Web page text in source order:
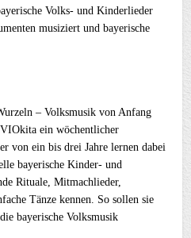
Volks- und Kinderlieder
musiziert und bayerische
– Volksmusik von Anfang
ein wöchentlicher
von ein bis drei Jahre lernen dabei
bayerische Kinder- und
Rituale, Mitmachlieder,
Tänze kennen. So sollen sie
bayerische Volksmusik